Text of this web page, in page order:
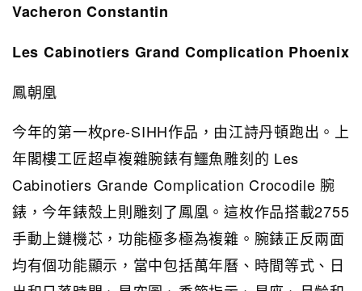
Vacheron Constantin
Les Cabinotiers Grand Complication Phoenix
鳳朝凰
今年的第一枚pre-SIHH作品，由江詩丹頓跑出。上
年閣樓工匠超卓複雜腕錶有鱷魚雕刻的 Les
Cabinotiers Grande Complication Crocodile 腕
錶，今年錶殼上則雕刻了鳳凰。這枚作品搭載2755
手動上鏈機芯，功能極多極為複雜。腕錶正反兩面
均有個功能顯示，當中包括萬年曆、時間等式、日